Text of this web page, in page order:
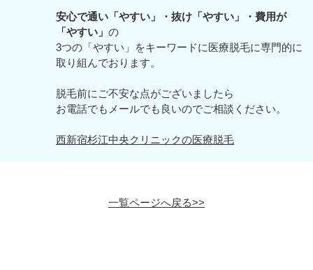
安心で通い「やすい」・抜け「やすい」・費用が
「やすい」 の
3つの「やすい」をキーワードに医療脱毛に専門的に
取り組んでおります。
脱毛前にご不安な点がございましたら
お電話でもメールでも良いのでご相談ください。
西新宿杉江中央クリニックの医療脱毛
一覧ページへ戻る>>